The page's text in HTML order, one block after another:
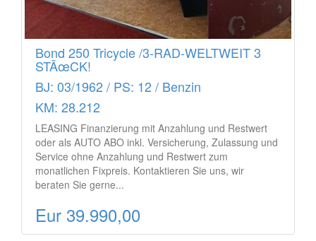
Bond 250 Tricycle /3-RAD-WELTWEIT 3
STÃœCK!
BJ: 03/1962 / PS: 12 / Benzin
KM: 28.212
LEASING Finanzierung mit Anzahlung und Restwert
oder als AUTO ABO inkl. Versicherung, Zulassung und
Service ohne Anzahlung und Restwert zum
monatlichen Fixpreis. Kontaktieren Sie uns, wir
beraten Sie gerne...
Eur 39.990,00